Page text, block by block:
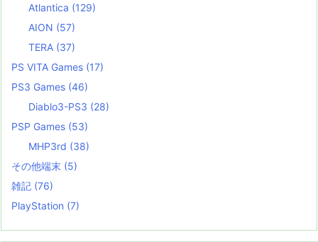
Atlantica (129)
AION (57)
TERA (37)
PS VITA Games (17)
PS3 Games (46)
Diablo3-PS3 (28)
PSP Games (53)
MHP3rd (38)
その他端末 (5)
雑記 (76)
PlayStation (7)